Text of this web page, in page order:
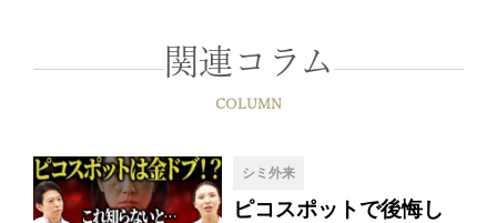
関連コラム
COLUMN
シミ外来
ピコスポットで後悔し